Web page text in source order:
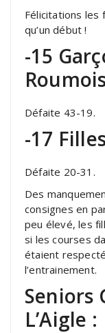
Félicitations les
qu’un début !
-15
Défaite 43-19.
-17
Défaite 20-31.
Des
consignes en
peu élevé, les
si les courses
étaient
l’entrainement.
Seniors
L’Aigle :